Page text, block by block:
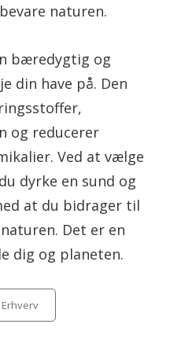
naturen.
bæredygtig og
din have på. Den
og reducerer
Ved at vælge
dyrke en sund og
at du bidrager til
Det er en
dig og planeten.